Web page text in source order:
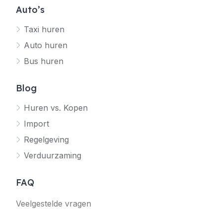
Auto’s
Taxi huren
Auto huren
Bus huren
Blog
Huren vs. Kopen
Import
Regelgeving
Verduurzaming
FAQ
Veelgestelde vragen